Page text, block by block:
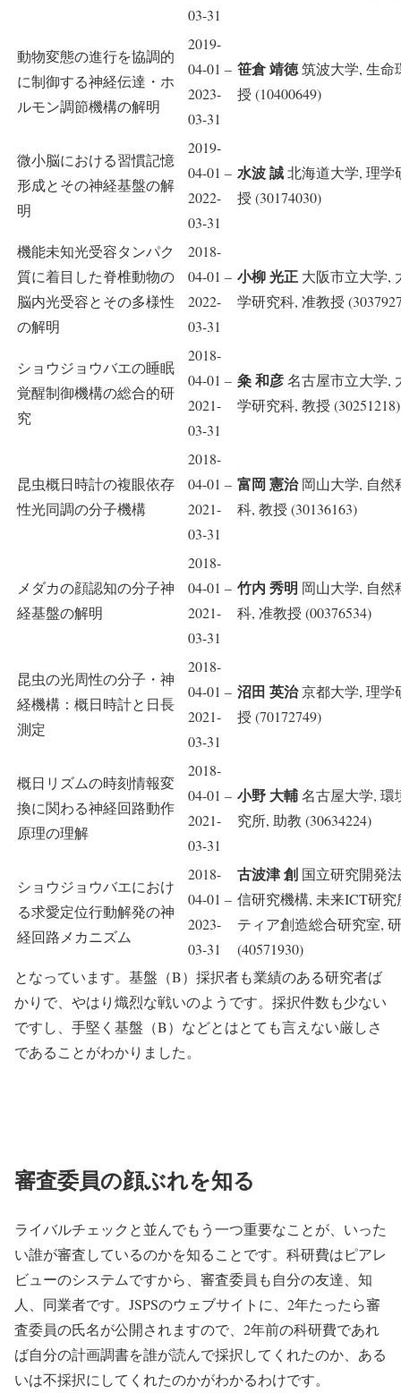
03-31
動物変態の進行を協調的
に制御する神経伝達・ホ
ルモン調節機構の解明
2019-
04-01 –
2023-
03-31
笹倉 靖徳筑波大学, 生命
授 (10400649)
微小脳における習慣記憶
形成とその神経基盤の解
明
2019-
04-01 –
2022-
03-31
水波 誠北海道大学, 理学
授 (30174030)
機能未知光受容タンパク
質に着目した脊椎動物の
脳内光受容とその多様性
の解明
2018-
04-01 –
2022-
03-31
小柳 光正 大阪市立大学,
学研究科, 准教授
ショウジョウバエの睡眠
覚醒制御機構の総合的研
究
2018-
04-01 –
2021-
03-31
粂 和彦名古屋市立大学,
学研究科, 教授 (30251218)
昆虫概日時計の複眼依存
性光同調の分子機構
2018-
04-01 –
2021-
03-31
富岡 憲治岡山大学, 自然
科, 教授 (30136163)
メダカの顔認知の分子神
経基盤の解明
2018-
04-01 –
2021-
03-31
竹内 秀明 岡山大学, 自然
科, 准教授 (00376534)
昆虫の光周性の分子・神
経機構：概日時計と日長
測定
2018-
04-01 –
2021-
03-31
沼田 英治京都大学, 理学
授 (70172749)
概日リズムの時刻情報変
換に関わる神経回路動作
原理の理解
2018-
04-01 –
2021-
03-31
小野 大輔名古屋大学, 環
究所, 助教 (30634224)
ショウジョウバエにおけ
る求愛定位行動解発の神
経回路メカニズム
2018-
04-01 –
2023-
03-31
古波津 創 国立研究開発
信研究機構, 未来ICT研究
ティア創造総合研究室,
(40571930)
となっています。基盤（B）採択者も業績のある研究者ば
かりで、やはり熾烈な戦いのようです。採択件数も少ない
ですし、手堅く基盤（B）などとはとても言えない厳しさ
であることがわかりました。
審査委員の顔ぶれを知る
ライバルチェックと並んでもう一つ重要なことが、いった
い誰が審査しているのかを知ることです。科研費はピアレ
ビューのシステムですから、審査委員も自分の友達、知
人、同業者です。JSPSのウェブサイトに、2年たったら審
査委員の氏名が公開されますので、2年前の科研費であれ
ば自分の計画調書を誰が読んで採択してくれたのか、ある
いは不採択にしてくれたのかがわかるわけです。